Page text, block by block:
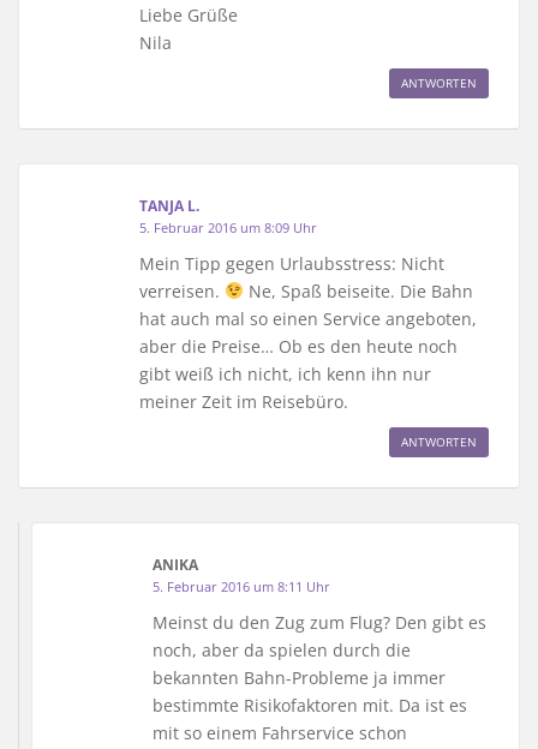
Liebe Grüße
Nila
ANTWORTEN
TANJA L.
5. Februar 2016 um 8:09 Uhr
Mein Tipp gegen Urlaubsstress: Nicht
verreisen.
Ne, Spaß beiseite. Die Bahn
hat auch mal so einen Service angeboten,
aber die Preise… Ob es den heute noch
gibt weiß ich nicht, ich kenn ihn nur
meiner Zeit im Reisebüro.
ANTWORTEN
ANIKA
5. Februar 2016 um 8:11 Uhr
Meinst du den Zug zum Flug? Den gibt es
noch, aber da spielen durch die
bekannten Bahn-Probleme ja immer
bestimmte Risikofaktoren mit. Da ist es
mit so einem Fahrservice schon